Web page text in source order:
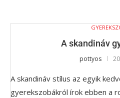
A skandináv
pottyos
A skandináv stílus az egyik
gyerekszobákról írok ebben a